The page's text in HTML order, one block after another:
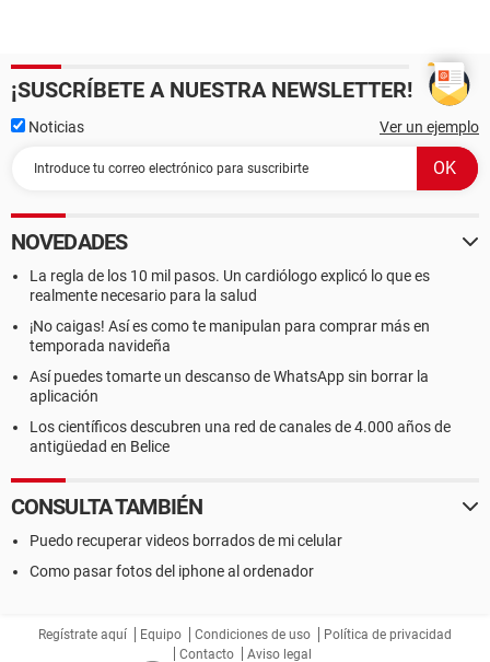
¡SUSCRÍBETE A NUESTRA NEWSLETTER!
Noticias Ver un ejemplo
NOVEDADES
La regla de los 10 mil pasos. Un cardiólogo explicó lo que es
realmente necesario para la salud
¡No caigas! Así es como te manipulan para comprar más en
temporada navideña
Así puedes tomarte un descanso de WhatsApp sin borrar la
aplicación
Los científicos descubren una red de canales de 4.000 años de
antigüedad en Belice
CONSULTA TAMBIÉN
Puedo recuperar videos borrados de mi celular
Como pasar fotos del iphone al ordenador
Regístrate aquí Equipo Condiciones de uso
Política de privacidad
Contacto
Aviso legal